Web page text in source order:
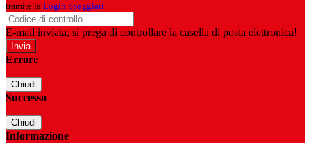
tramite la Login Spaggiari
E-mail inviata, si prega di controllare la casella di posta elettronica!
Errore
Chiudi
Successo
Chiudi
Informazione